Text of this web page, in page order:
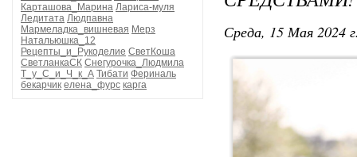
Карташова_Марина Лариса-муля
Ледитата Людпавна
Мармеладка_вишневая Мерз
Натальюшка_12
Рецепты_и_Рукоделие СветКоша
СветланкаСК Снегурочка_Людмила
Т_у_С_и_Ч_к_А Тибати Фериналь
бекарчик елена_фурс карга
Среда, 15 Мая 2024